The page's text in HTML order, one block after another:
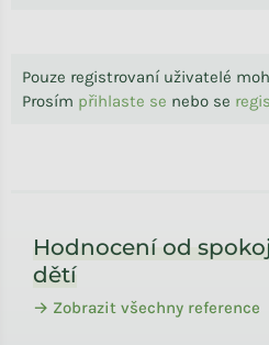
Pouze registrovaní uživatelé
Prosím přihlaste se nebo se
Hodnocení od
dětí
→ Zobrazit všechny reference